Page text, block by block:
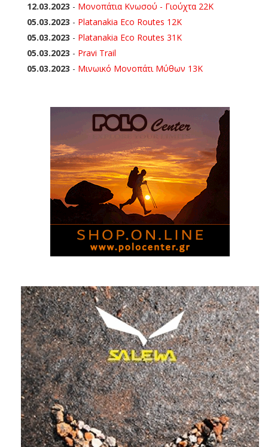
12.03.2023 - Μονοπάτια Κνωσού - Γιούχτα 22Κ
05.03.2023 - Platanakia Eco Routes 12K
05.03.2023 - Platanakia Eco Routes 31K
05.03.2023 - Pravi Trail
05.03.2023 - Μινωικό Μονοπάτι Μύθων 13Κ